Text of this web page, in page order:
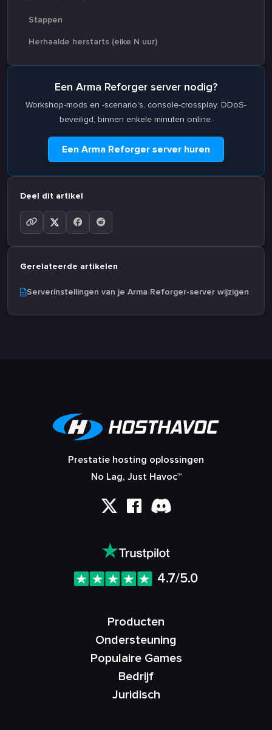
Stappen
Herhaalde herstarts (elke N uur)
Een Arma Reforger server nodig?
Workshop-mods en -scenario's, console-crossplay. DDoS-
beveiligd, binnen enkele minuten online.
Een Arma Reforger server huren
Deel dit artikel
Gerelateerde artikelen
Serverinstellingen van je Arma Reforger-server wijzigen
Prestatie hosting oplossingen
No Lag, Just Havoc™
4.7/5.0
Producten
Ondersteuning
Populaire Games
Bedrijf
Juridisch